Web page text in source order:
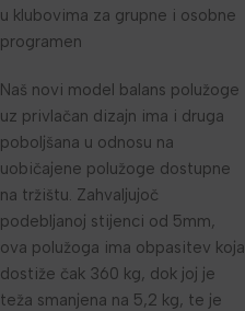
u klubovima za grupne i osobne
programen
Naš novi model balans polužoge
uz privlačan dizajn ima i druga
poboljšana u odnosu na
uobičajene polužoge dostupne
na tržištu. Zahvaljujoč
podebljanoj stijenci od 5mm,
ova polužoga ima obpasitev koja
dostiže čak 360 kg, dok joj je
teža smanjena na 5,2 kg, te je